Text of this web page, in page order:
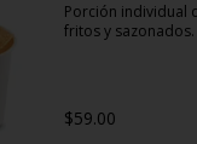
Porción individual
fritos y sazonados.
$59.00